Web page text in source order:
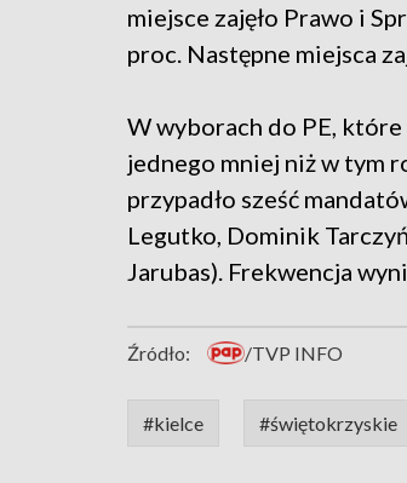
miejsce zajęło Prawo i
proc. Następne miejsca
W wyborach do PE, które
jednego mniej niż w tym
przypadło sześć
Legutko, Dominik
Jarubas). Frekwencja
Źródło: /TVP INFO
#kielce #świętokrzyskie